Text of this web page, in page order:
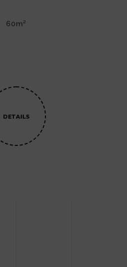
60m²
DETAILS